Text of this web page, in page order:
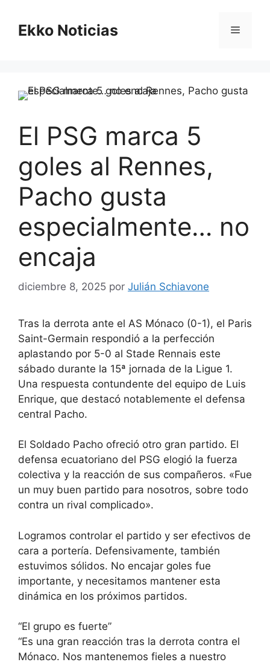
contenido
Ekko Noticias Menú
El PSG marca 5
goles al Rennes,
Pacho gusta
especialmente… no
encaja
diciembre 8, 2025 por Julián Schiavone
Tras la derrota ante el AS Mónaco (0-1), el Paris
Saint-Germain respondió a la perfección
aplastando por 5-0 al Stade Rennais este
sábado durante la 15ª jornada de la Ligue 1.
Una respuesta contundente del equipo de Luis
Enrique, que destacó notablemente el defensa
central Pacho.
El Soldado Pacho ofreció otro gran partido. El
defensa ecuatoriano del PSG elogió la fuerza
colectiva y la reacción de sus compañeros. «Fue
un muy buen partido para nosotros, sobre todo
contra un rival complicado».
Logramos controlar el partido y ser efectivos de
cara a portería. Defensivamente, también
estuvimos sólidos. No encajar goles fue
importante, y necesitamos mantener esta
dinámica en los próximos partidos.
“El grupo es fuerte”
“Es una gran reacción tras la derrota contra el
Mónaco. Nos mantenemos fieles a nuestro